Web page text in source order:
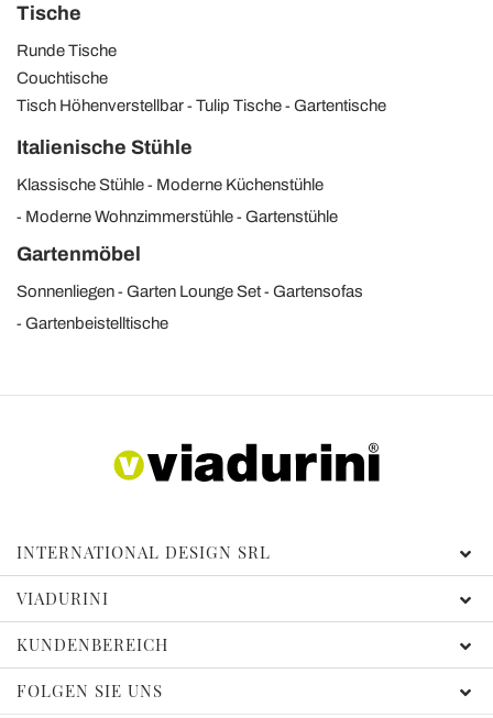
Tische
Runde Tische
Couchtische
Tisch Höhenverstellbar
Tulip Tische Gartentische
Italienische Stühle
Klassische Stühle
Moderne Küchenstühle
Moderne Wohnzimmerstühle
Gartenstühle
Gartenmöbel
Sonnenliegen Garten Lounge Set
Gartensofas
Gartenbeistelltische
INTERNATIONAL DESIGN SRL
VIADURINI
KUNDENBEREICH
FOLGEN SIE UNS